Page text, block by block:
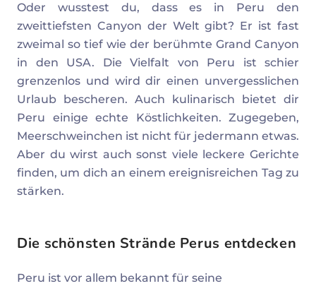
Oder wusstest du, dass es in Peru den
zweittiefsten Canyon der Welt gibt? Er ist fast
zweimal so tief wie der berühmte Grand Canyon
in den USA. Die Vielfalt von Peru ist schier
grenzenlos und wird dir einen unvergesslichen
Urlaub bescheren. Auch kulinarisch bietet dir
Peru einige echte Köstlichkeiten. Zugegeben,
Meerschweinchen ist nicht für jedermann etwas.
Aber du wirst auch sonst viele leckere Gerichte
finden, um dich an einem ereignisreichen Tag zu
stärken.
Die schönsten Strände Perus entdecken
Peru ist vor allem bekannt für seine